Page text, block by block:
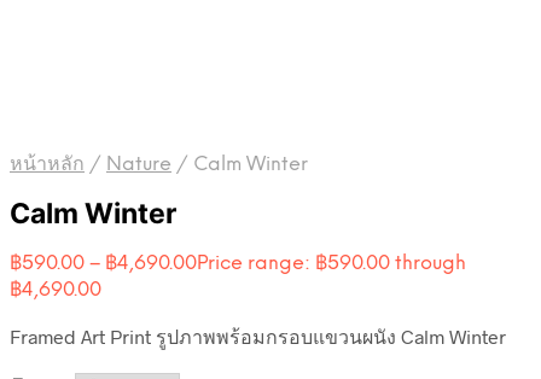
หน้าหลัก / Nature / Calm Winter
Calm Winter
฿590.00 – ฿4,690.00Price range: ฿590.00 through
฿4,690.00
Framed Art Print รูปภาพพร้อมกรอบแขวนผนัง Calm Winter